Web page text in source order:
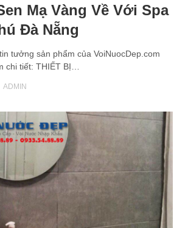
Mạ Vàng Về Với Spa
Đà Nẵng
tưởng sản phẩm của VoiNuocDep.com
chi tiết: THIẾT BỊ…
ADMIN